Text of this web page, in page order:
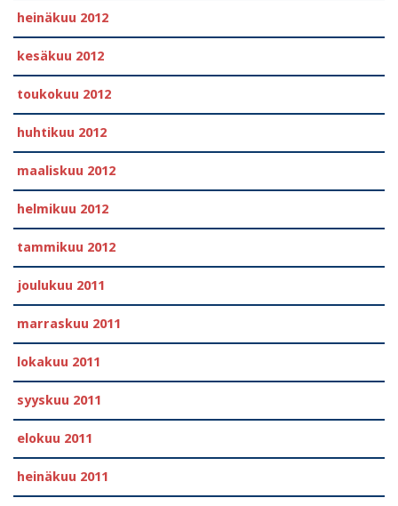
heinäkuu 2012
kesäkuu 2012
toukokuu 2012
huhtikuu 2012
maaliskuu 2012
helmikuu 2012
tammikuu 2012
joulukuu 2011
marraskuu 2011
lokakuu 2011
syyskuu 2011
elokuu 2011
heinäkuu 2011